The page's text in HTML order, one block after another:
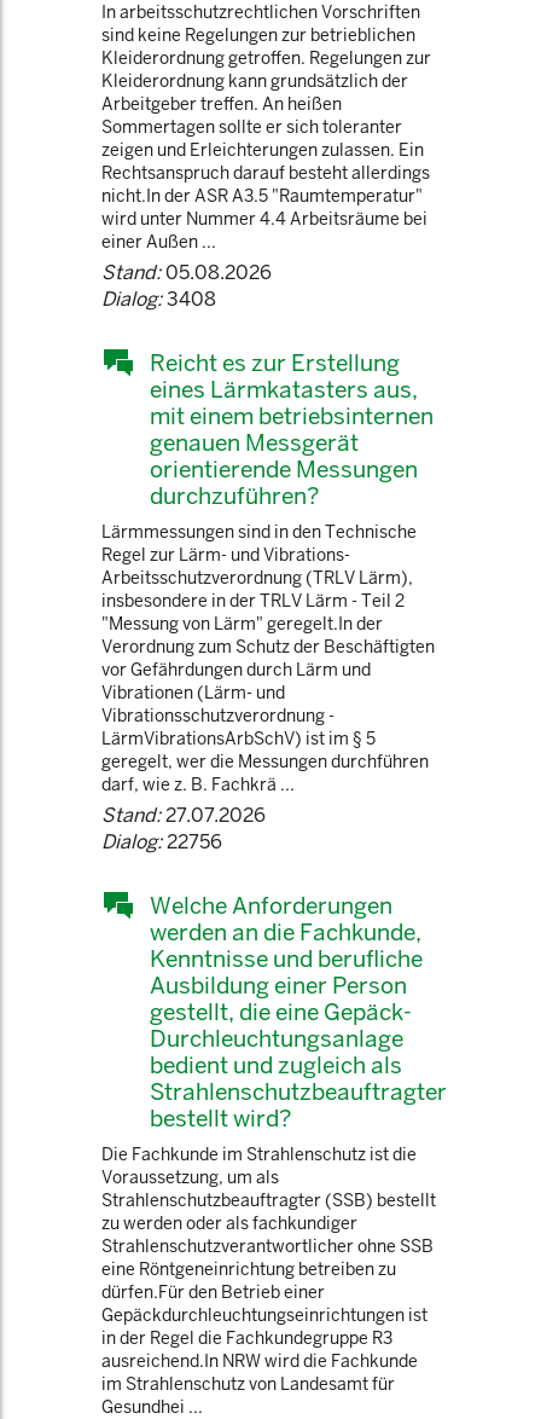
In arbeitsschutzrechtlichen Vorschriften
sind keine Regelungen zur betrieblichen
Kleiderordnung getroffen. Regelungen zur
Kleiderordnung kann grundsätzlich der
Arbeitgeber treffen. An heißen
Sommertagen sollte er sich toleranter
zeigen und Erleichterungen zulassen. Ein
Rechtsanspruch darauf besteht allerdings
nicht.In der ASR A3.5 "Raumtemperatur"
wird unter Nummer 4.4 Arbeitsräume bei
einer Außen ...
Stand:05.08.2026
Dialog:3408
Reicht es zur Erstellung
eines Lärmkatasters aus,
mit einem betriebsinternen
genauen Messgerät
orientierende Messungen
durchzuführen?
Lärmmessungen sind in den Technische
Regel zur Lärm- und Vibrations-
Arbeitsschutzverordnung (TRLV Lärm),
insbesondere in der TRLV Lärm - Teil 2
"Messung von Lärm" geregelt.In der
Verordnung zum Schutz der Beschäftigten
vor Gefährdungen durch Lärm und
Vibrationen (Lärm- und
Vibrationsschutzverordnung -
LärmVibrationsArbSchV) ist im § 5
geregelt, wer die Messungen durchführen
darf, wie z. B. Fachkrä ...
Stand:27.07.2026
Dialog:22756
Welche Anforderungen
werden an die Fachkunde,
Kenntnisse und berufliche
Ausbildung einer Person
gestellt, die eine Gepäck-
Durchleuchtungsanlage
bedient und zugleich als
Strahlenschutzbeauftragter
bestellt wird?
Die Fachkunde im Strahlenschutz ist die
Voraussetzung, um als
Strahlenschutzbeauftragter (SSB) bestellt
zu werden oder als fachkundiger
Strahlenschutzverantwortlicher ohne SSB
eine Röntgeneinrichtung betreiben zu
dürfen.Für den Betrieb einer
Gepäckdurchleuchtungseinrichtungen ist
in der Regel die Fachkundegruppe R3
ausreichend.In NRW wird die Fachkunde
im Strahlenschutz von Landesamt für
Gesundhei ...